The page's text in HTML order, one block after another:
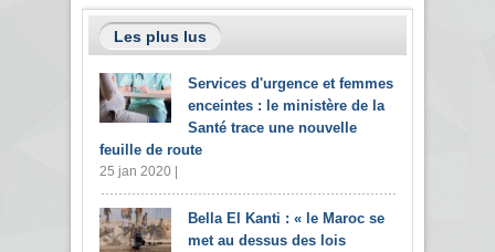
Les plus lus
Services d'urgence et femmes
enceintes : le ministère de la
Santé trace une nouvelle
feuille de route
25 jan 2020 |
Bella El Kanti : « le Maroc se
met au dessus des lois